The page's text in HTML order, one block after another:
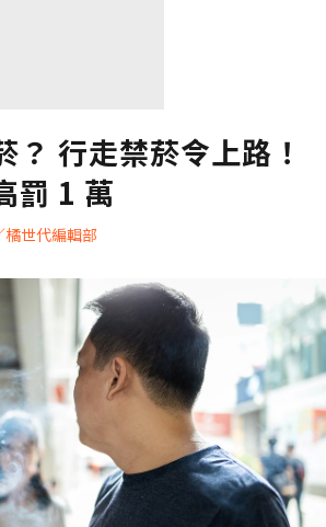
？ 行走禁菸令上路！
罰 1 萬
橘世代編輯部